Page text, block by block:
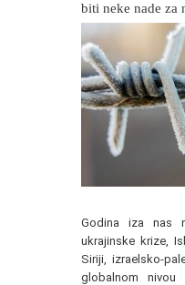
biti neke nade za
Godina iza nas
ukrajinske krize,
Siriji, izraelsko-
globalnom